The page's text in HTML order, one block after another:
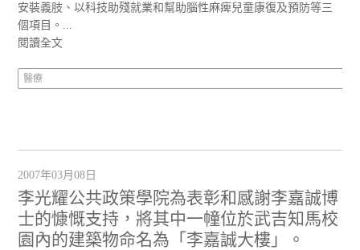
安裝義肢、以科技助殘就業和幫助腦性麻痺兒童康復及預防等三
個項目。...
閱讀全文
醫療
2007年03月08日
李光耀公共政策學院為表彰和感謝李嘉誠博
士的慷慨支持，將其中一幢位於武吉知馬校
園內的建築物命名為「李嘉誠大樓」。